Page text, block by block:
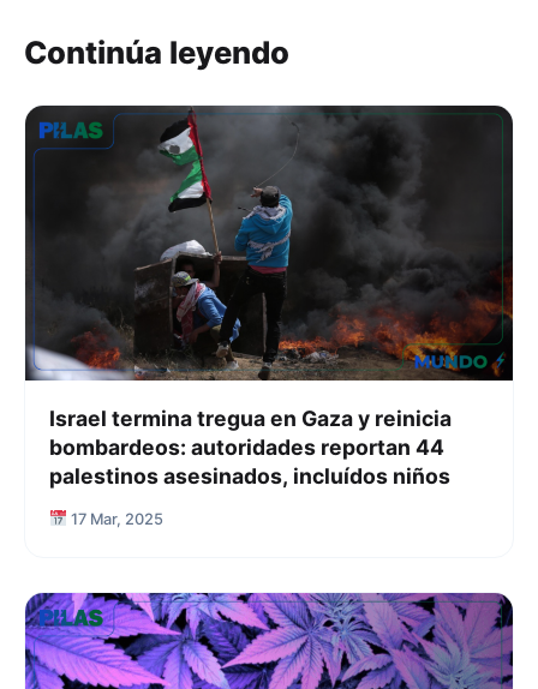
Continúa leyendo
Israel termina tregua en Gaza y reinicia
bombardeos: autoridades reportan 44
palestinos asesinados, incluídos niños
17 Mar, 2025